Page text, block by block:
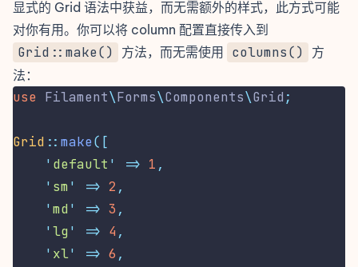
显式的 Grid 语法中获益，而无需额外的样式，此方式可能
对你有用。你可以将 column 配置直接传入到
Grid::make() 方法，而无需使用 columns()
方
法：
use Filament\Forms\Components\Grid ;
Grid :: make([
' default ' => 1 ,
' sm ' => 2 ,
'md ' => 3 ,
'lg ' => 4,
' xl' => 6 ,